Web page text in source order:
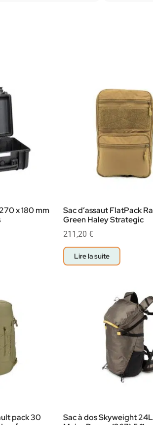
x 180 mm
Sac d’assaut FlatPack
Green Haley Strategic
211,20€
Lire la suite
pack 30
Sac à dos Skyweight